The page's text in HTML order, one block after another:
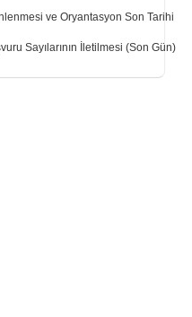
ve Oryantasyon Son Tarihi
Sayılarının İletilmesi (Son Gün)